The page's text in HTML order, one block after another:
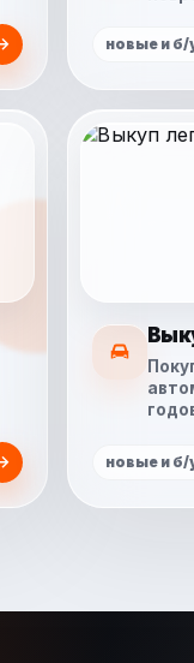
новые и б/
новые и б/